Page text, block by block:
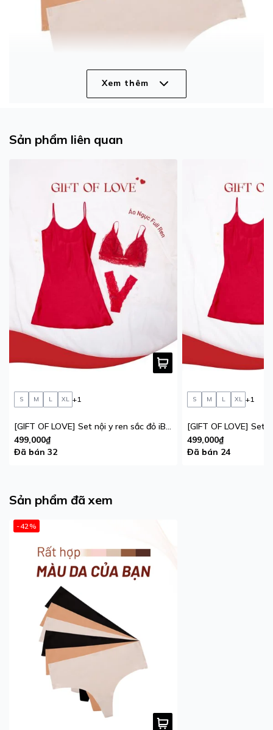
Xem thêm
Sản phẩm liên quan
S M L XL +1
[GIFT OF LOVE] Set nội y ren sắc đỏ iBasic phiên bản giới hạn
499,000₫
Đã bán 32
S M L XL +1
499,000₫
Đã bán 24
Sản phẩm đã xem
-42%